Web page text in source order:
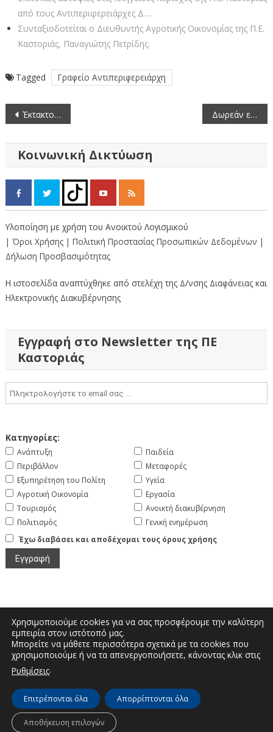
από τους Αντιπεριφερειάρχες Δ.…
Συνταξιοδοτείται ο Διευθυντής Αγροτικής Οικονομίας της Π.Ε.
Καστοριάς, Παναγιώτης Πετρίδης.
Tagged Γραφείο Αντιπεριφερειάρχη
Πλοήγηση
Έκτακτοι Ψεκασμοί για την αντιμετώπιση του Καταρροϊκού Πυρετού από την Περιφέρεια Δυτικής Μακεδονίας. Δείτε που θα γίνουν ψεκασμοί στην ΠΕ Καστοριάς Δωρεάν εξ’αποστάσεως σεμιναριακά μαθήματα V-Xelerate
Κοινωνική Δικτύωση
Υλοποίηση με χρήση του Ανοικτού Λογισμικού
| Όροι Χρήσης | Πολιτική Προστασίας Προσωπικών Δεδομένων |
Δήλωση Προσβασιμότητας
Η ιστοσελίδα αναπτύχθηκε από στελέχη της Δ/νσης Διαφάνειας και
Ηλεκτρονικής Διακυβέρνησης
Εγγραφή στο Newsletter της ΠΕ
Καστοριάς
Κατηγορίες:
Ανάπτυξη
Περιβάλλον
Εξυπηρέτηση του Πολίτη
Αγροτική Οικονομία
Τουρισμός
Πολιτισμός
Παιδεία
Μεταφορές
Υγεία
Εργασία
Ανοικτή διακυβέρνηση
Γενική ενημέρωση
Έχω διαβάσει και αποδέχομαι τους όρους χρήσης
Μεγάλου Αλεξάνδρου και Διοικητηρίου |
Τηλέφωνο: 2467350200 | Email:
© Διεύθυνση Διαφάνειας & Ηλεκτρονικής Διακυβέρνησης | Περιφερειακή
Χρησιμοποιούμε cookies για να σας προσφέρουμε την καλύτερη
εμπειρία στον ιστότοπό μας.
Μπορείτε να μάθετε περισσότερα σχετικά με τα cookies που
χρησιμοποιούμε ή να τα απενεργοποιήσετε, κάνοντας κλικ στις
Ρυθμίσεις.
Επιτρέπονται όλα Απορρίπτονται όλα
Αποθήκευση επιλογών